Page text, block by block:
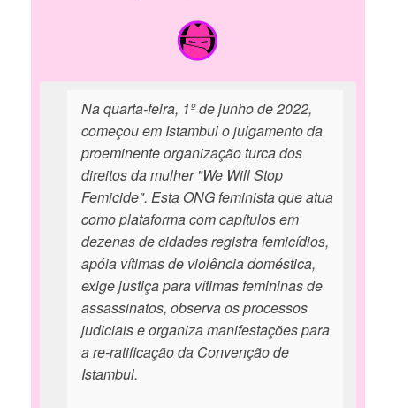
Na quarta-feira, 1º de junho de 2022,
começou em Istambul o julgamento da
proeminente organização turca dos
direitos da mulher "We Will Stop
Femicide". Esta ONG feminista que atua
como plataforma com capítulos em
dezenas de cidades registra femicídios,
apóia vítimas de violência doméstica,
exige justiça para vítimas femininas de
assassinatos, observa os processos
judiciais e organiza manifestações para
a re-ratificação da Convenção de
Istambul.